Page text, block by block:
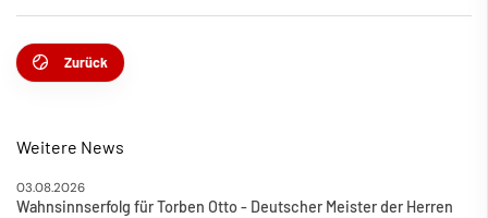
Zurück
Weitere News
03.08.2026
Wahnsinnserfolg für Torben Otto - Deutscher Meister der Herren